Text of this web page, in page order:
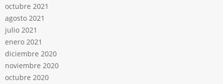
octubre 2021
agosto 2021
julio 2021
enero 2021
diciembre 2020
noviembre 2020
octubre 2020